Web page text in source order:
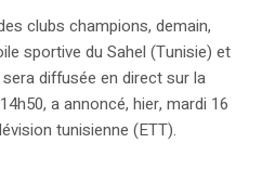
clubs champions, demain,
sportive du Sahel (Tunisie) et
diffusée en direct sur la
a annoncé, hier, mardi 16
tunisienne (ETT).